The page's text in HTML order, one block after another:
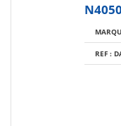
REF :